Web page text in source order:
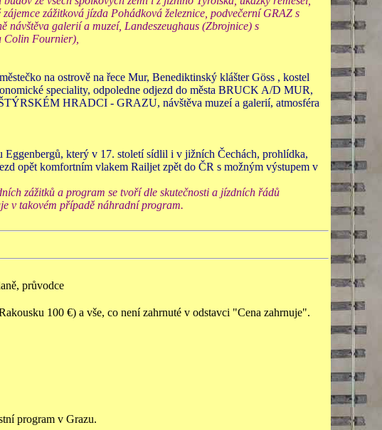
zážitková jízda Pohádková železnice, podvečerní GRAZ s
galerií a muzeí, Landeszeughaus (Zbrojnice) s
Colin Fournier),
na ostrově na řece Mur, Benediktinský klášter Göss , kostel
speciality, odpoledne odjezd do města BRUCK A/D MUR,
HRADCI - GRAZU, návštěva muzeí a galerií, atmosféra
který v 17. století sídlil i v jižních Čechách, prohlídka,
opět komfortním vlakem Railjet zpět do ČR s možným výstupem v
zážitků a program se tvoří dle skutečnosti a jízdních řádů
v takovém případě náhradní program.
průvodce
100 €) a vše, co není zahrnuté v odstavci "Cena zahrnuje".
program v Grazu.